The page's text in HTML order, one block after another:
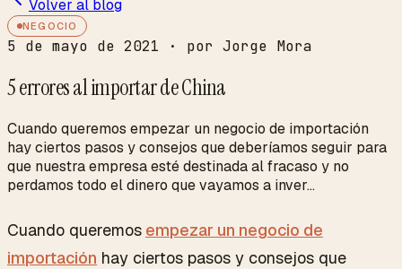
Volver al blog
NEGOCIO
5 de mayo de 2021 · por Jorge Mora
5 errores al importar de China
Cuando queremos empezar un negocio de importación
hay ciertos pasos y consejos que deberíamos seguir para
que nuestra empresa esté destinada al fracaso y no
perdamos todo el dinero que vayamos a inver...
Cuando queremos empezar un negocio de
importación hay ciertos pasos y consejos que